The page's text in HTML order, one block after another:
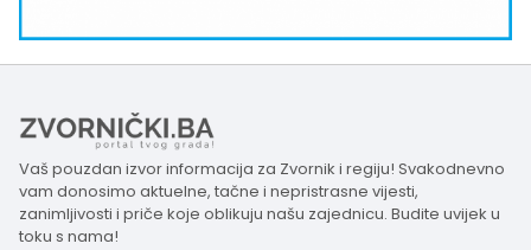
Vaš pouzdan izvor informacija za Zvornik i regiju! Svakodnevno
vam donosimo aktuelne, tačne i nepristrasne vijesti,
zanimljivosti i priče koje oblikuju našu zajednicu. Budite uvijek u
toku s nama!